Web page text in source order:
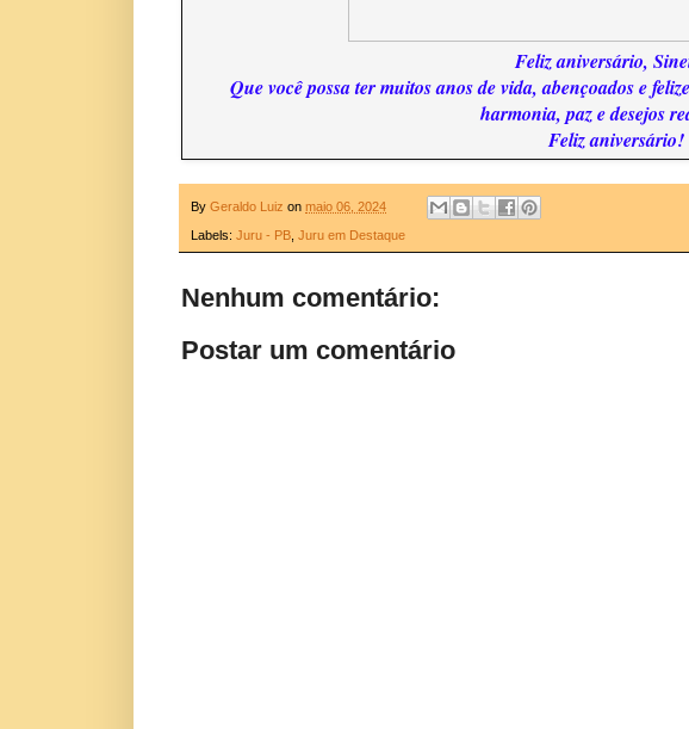
Feliz aniversário,
Que você possa ter muitos anos de vida, abençoados e
harmonia, paz e desejos
Feliz aniversário!
By Geraldo Luiz on maio 06, 2024
Labels: Juru - PB Juru em Destaque
Nenhum comentário:
Postar um comentário